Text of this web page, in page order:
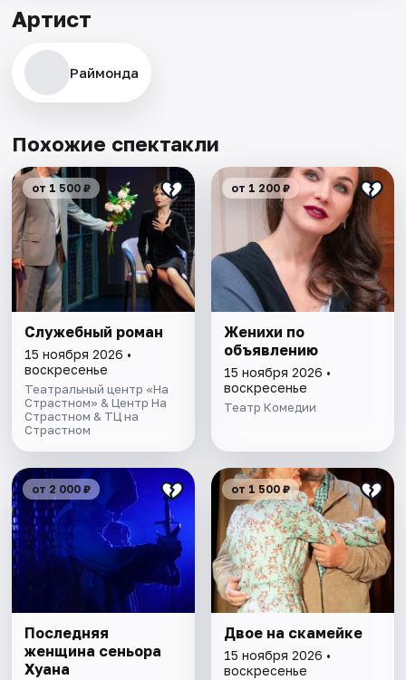
Артист
Раймонда
Похожие спектакли
от 1 500 ₽
Служебный роман
15 ноября 2026 •
воскресенье
Театральный центр «На
Страстном» & Центр На
Страстном & ТЦ на
Страстном
от 1 200 ₽
Женихи по
объявлению
15 ноября 2026 •
воскресенье
Театр Комедии
от 2 000 ₽
Последняя
женщина сеньора
Хуана
от 1 500 ₽
Двое на скамейке
15 ноября 2026 •
воскресенье